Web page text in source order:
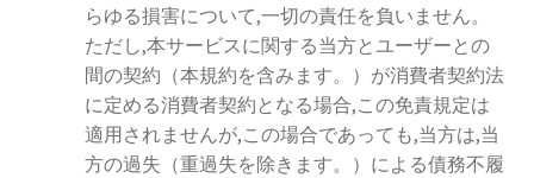
らゆる損害について,一切の責任を負いません。
ただし,本サービスに関する当方とユーザーとの
間の契約（本規約を含みます。）が消費者契約法
に定める消費者契約となる場合,この免責規定は
適用されませんが,この場合であっても,当方は,当
方の過失（重過失を除きます。）による債務不履